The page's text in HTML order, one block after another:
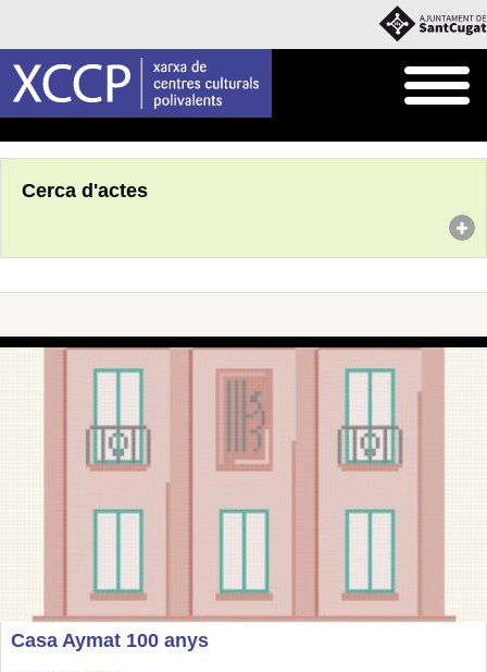
Cerca d'actes
Casa Aymat 100 anys